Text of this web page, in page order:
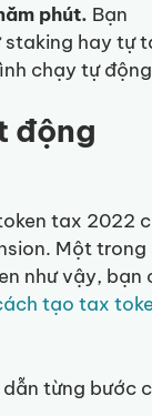
phút. Bạn
staking hay tự
chạy tự
động
tax 2022
Một trong
như vậy, bạn
tạo tax
từng bước